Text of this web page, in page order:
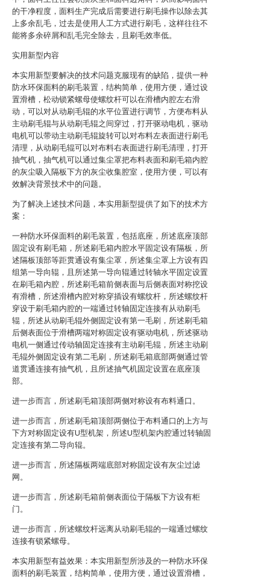
的干净程度，面料生产完成后需要进行刷毛操作以除去其
上多余乱毛，过去是使用人工方式进行刷毛，这样往往不
能将多余碎屑和乱毛完全除去，且刷毛效率低。
实用新型内容
本实用新型要解决的技术问题克服现有的缺陷，提供一种
防水环保面料的刷毛装置，结构简单，使用方便，通过设
置滑槽，松动锁紧螺母使螺纹杆可以在滑槽内腔左右滑
动，可以对从动刷毛辊的水平位置进行调节，方便布料从
主动刷毛辊与从动刷毛辊之间穿过，打开驱动电机，驱动
电机可以带动主动刷毛辊旋转可以对布料左表面进行刷毛
清理，从动刷毛辊可以对布料右表面进行刷毛清理，打开
抽气机，抽气机可以通过集尘罩把布料表面和刷毛箱内腔
的灰尘吸入隔板下方的灰尘收集腔室，使用方便，可以有
效解决背景技术中的问题。
为了解决上述技术问题，本实用新型提供了如下的技术方
案：
一种防水环保面料的刷毛装置，包括底座，所述底座顶部
固定设有刷毛箱，所述刷毛箱内腔水平固定设有隔板，所
述隔板顶部等距贯通设有集尘罩，所述集尘罩上方设有四
组第一导向辊，且所述第一导向辊通过转轴水平固定设置
在刷毛箱内腔，所述刷毛箱前侧表面与后侧表面对称挖设
有滑槽，所述滑槽内腔对称穿插设有螺纹杆，所述螺纹杆
穿设于刷毛箱内腔的一端通过转轴固定连接有从动刷毛
辊，所述从动刷毛辊外侧固定设有第一毛刷，所述刷毛箱
后侧表面位于滑槽两端对称固定设有驱动电机，所述驱动
电机一侧通过传动轴固定连接有主动刷毛辊，所述主动刷
毛辊外侧固定设有第二毛刷，所述刷毛箱底部两侧通过管
道贯通连接有抽气机，且所述抽气机固定设置在底座顶
部。
进一步而言，所述刷毛箱顶部两侧对称设有布料通口。
进一步而言，所述刷毛箱顶部两侧位于布料通口的上方与
下方对称固定设有U型机架，所述U型机架内腔通过转轴固
定连接有第二导向辊。
进一步而言，所述隔板两端底部对称固定设有灰尘过滤
网。
进一步而言，所述刷毛箱前侧表面位于隔板下方设有柜
门。
进一步而言，所述螺纹杆远离从动刷毛辊的一端通过螺纹
连接有锁紧螺母。
本实用新型有益效果：本实用新型所涉及的一种防水环保
面料的刷毛装置，结构简单，使用方便，通过设置滑槽，